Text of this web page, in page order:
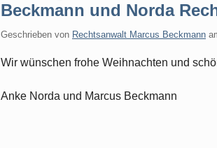
Beckmann und Norda
Geschrieben von Rechtsanwalt Marcus Beckmann
Wir wünschen frohe Weihnachten und
Anke Norda und Marcus Beckmann